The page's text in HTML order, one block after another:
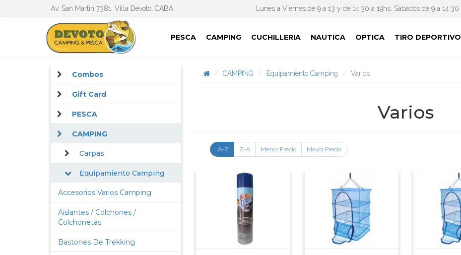
Av. San Martin 7381, Villa Devoto, CABA Lunes a Viernes de 9 a 13 y de 14:30 a 19hs. Sábados de 9 a 14:30
PESCA CAMPING CUCHILLERIA NAUTICA OPTICA TIRO DEPORTIVO
CAMPING Equipamiento Camping Varios
Varios
A-Z Z-A Menor Precio Mayor Precio
Combos
Gift Card
PESCA
CAMPING
Carpas
Equipamiento Camping
Accesorios Varios Camping
Aislantes / Colchones /
Colchonetas
Bastones De Trekking